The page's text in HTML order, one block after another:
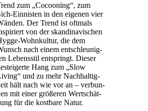
zum „Cocoo­ning“, zum
Ein­­nis­­ten in den eige­nen vier
Der Trend ist oft­mals
von der skan­di­na­vi­schen
Wohn­­kul­­tur, die dem
nach einem ent­schleu­nig­
Lebens­stil ent­springt. Die­ser
Hang zum „Slow
und zu mehr Nach­hal­tig­
hält nach wie vor an – ver­bun­
mit einer grö­ße­ren Wert­schät­
für die kost­ba­re Natur.